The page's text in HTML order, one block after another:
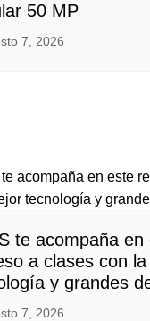
50 MP
7, 2026
te acompaña en
a clases con
y grandes
7, 2026